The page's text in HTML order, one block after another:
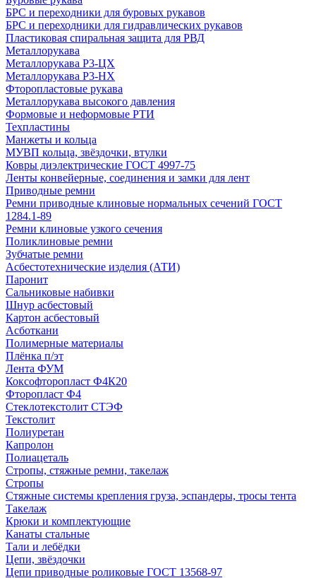
БРС и переходники для буровых рукавов
БРС и переходники для гидравлических рукавов
Пластиковая спиральная защита для РВД
Металлорукава
Металлорукава Р3-ЦХ
Металлорукава Р3-НХ
Фторопластовые рукава
Металлорукава высокого давления
Формовые и неформовые РТИ
Техпластины
Манжеты и кольца
МУВП кольца, звёздочки, втулки
Ковры диэлектрические ГОСТ 4997-75
Ленты конвейерные, соединения и замки для лент
Приводные ремни
Ремни приводные клиновые нормальных сечений ГОСТ
1284.1-89
Ремни клиновые узкого сечения
Поликлиновые ремни
Зубчатые ремни
Асбестотехнические изделия (АТИ)
Паронит
Сальниковые набивки
Шнур асбестовый
Картон асбестовый
Асботкани
Полимерные материалы
Плёнка п/эт
Лента ФУМ
Коксофторопласт Ф4К20
Фторопласт Ф4
Стеклотекстолит СТЭФ
Текстолит
Полиуретан
Капролон
Полиацеталь
Стропы, стяжные ремни, такелаж
Стропы
Стяжные системы крепления груза, эспандеры, тросы тента
Такелаж
Крюки и комплектующие
Канаты стальные
Тали и лебёдки
Цепи, звёздочки
Цепи приводные роликовые ГОСТ 13568-97